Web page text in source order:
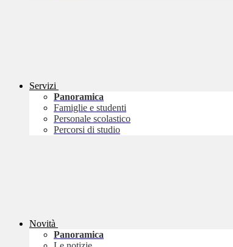
Servizi
Panoramica
Famiglie e studenti
Personale scolastico
Percorsi di studio
Novità
Panoramica